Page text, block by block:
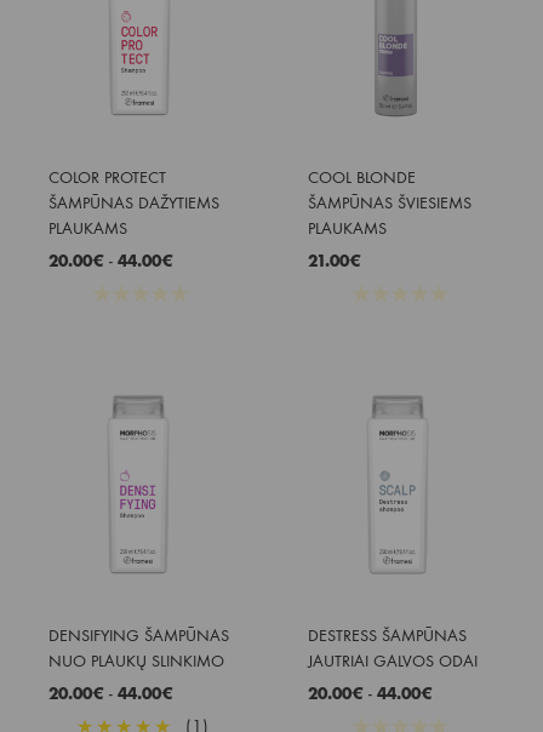
COLOR PROTECT
ŠAMPŪNAS DAŽYTIEMS
PLAUKAMS
20.00€ - 44.00€
★ ★ ★ ★ ★
COOL BLONDE
ŠAMPŪNAS ŠVIESIEMS
PLAUKAMS
21.00€
★ ★ ★ ★ ★
DENSIFYING ŠAMPŪNAS
NUO PLAUKŲ SLINKIMO
20.00€ - 44.00€
★ ★ ★ ★ ★ (1)
DESTRESS ŠAMPŪNAS
JAUTRIAI GALVOS ODAI
20.00€ - 44.00€
★ ★ ★ ★ ★